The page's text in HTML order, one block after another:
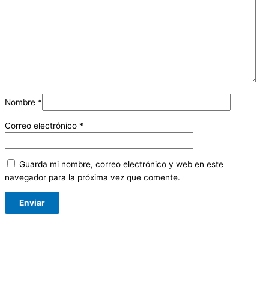
Nombre *
Correo electrónico *
Guarda mi nombre, correo electrónico y web en este
navegador para la próxima vez que comente.